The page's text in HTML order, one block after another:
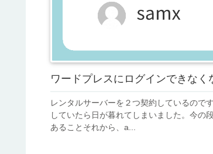
ワードプレスにログインできなく
レンタルサーバーを２つ契約しているので
していたら日が暮れてしまいました。今の
あることそれから、a...